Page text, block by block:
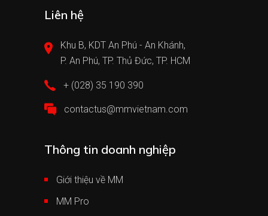
Liên hệ
Khu B, KDT An Phú - An Khánh,
P. An Phú, TP. Thủ Đức, TP. HCM
+ (028) 35 190 390
contactus@mmvietnam.com
Thông tin doanh nghiệp
Giới thiệu về MM
MM Pro